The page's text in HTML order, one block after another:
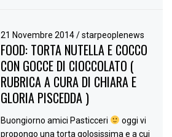
21 Novembre 2014/ starpeoplenews
FOOD: TORTA NUTELLA E COCCO
CON GOCCE DI CIOCCOLATO (
RUBRICA A CURA DI CHIARA E
GLORIA PISCEDDA )
Buongiorno amici Pasticceri
oggi vi
propongo una torta golosissima e a cui